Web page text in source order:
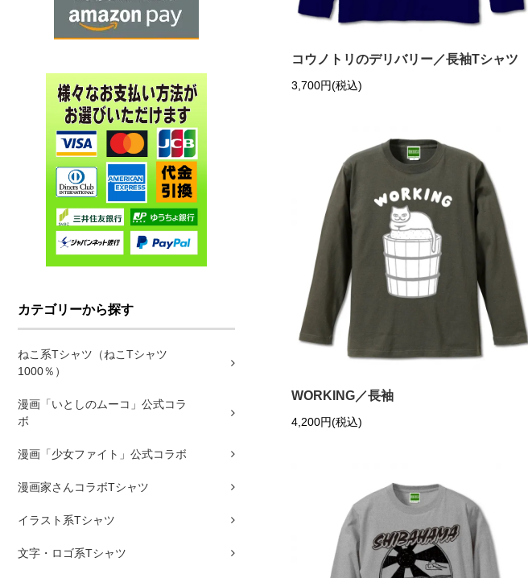
カテゴリーから探す
ねこ系Tシャツ（ねこTシャツ
1000％）
漫画「いとしのムーコ」公式コラ
ボ
漫画「少女ファイト」公式コラボ
漫画家さんコラボTシャツ
イラスト系Tシャツ
文字・ロゴ系Tシャツ
コウノトリのデリバリー／長袖Tシャツ
3,700円(税込)
WORKING／長袖
4,200円(税込)